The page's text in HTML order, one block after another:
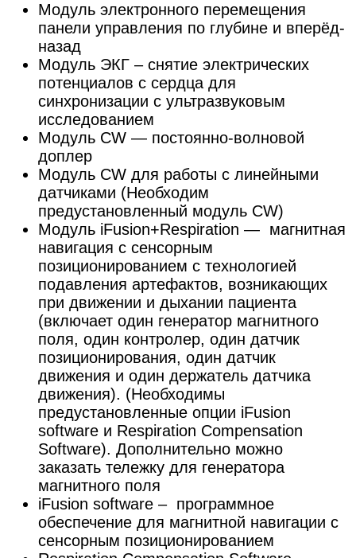
Модуль электронного перемещения
панели управления по глубине и вперёд-
назад
Модуль ЭКГ – снятие электрических
потенциалов с сердца для
синхронизации с ультразвуковым
исследованием
Модуль CW — постоянно-волновой
доплер
Модуль CW для работы с линейными
датчиками (Необходим
предустановленный модуль CW)
Модуль iFusion+Respiration — магнитная
навигация с сенсорным
позиционированием с технологией
подавления артефактов, возникающих
при движении и дыхании пациента
(включает один генератор магнитного
поля, один контролер, один датчик
позиционирования, один датчик
движения и один держатель датчика
движения). (Необходимы
предустановленные опции iFusion
software и Respiration Compensation
Software). Дополнительно можно
заказать тележку для генератора
магнитного поля
iFusion software – программное
обеспечение для магнитной навигации с
сенсорным позиционированием